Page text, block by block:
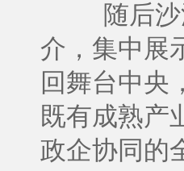
随后
介，集中展
回舞台中央
既有成熟产
政企协同的